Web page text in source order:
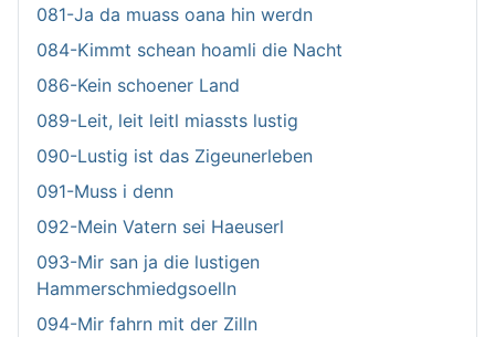
081-Ja da muass oana hin werdn
084-Kimmt schean hoamli die Nacht
086-Kein schoener Land
089-Leit, leit leitl miassts lustig
090-Lustig ist das Zigeunerleben
091-Muss i denn
092-Mein Vatern sei Haeuserl
093-Mir san ja die lustigen
Hammerschmiedgsoelln
094-Mir fahrn mit der Zilln